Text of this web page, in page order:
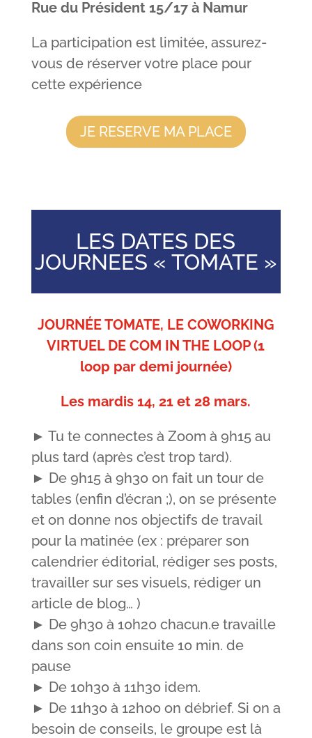
Rue du Président 15/17 à Namur
La participation est limitée, assurez-
vous de réserver votre place pour
cette expérience
JE RESERVE MA PLACE
LES DATES DES
JOURNEES « TOMATE »
JOURNÉE TOMATE, LE COWORKING
VIRTUEL DE COM IN THE LOOP (1
loop par demi journée)
Les mardis 14, 21 et 28 mars.
► Tu te connectes à Zoom à 9h15 au
plus tard (après c’est trop tard).
► De 9h15 à 9h30 on fait un tour de
tables (enfin d’écran ;), on se présente
et on donne nos objectifs de travail
pour la matinée (ex : préparer son
calendrier éditorial, rédiger ses posts,
travailler sur ses visuels, rédiger un
article de blog… )
► De 9h30 à 10h20 chacun.e travaille
dans son coin ensuite 10 min. de
pause
► De 10h30 à 11h30 idem.
► De 11h30 à 12h00 on débrief. Si on a
besoin de conseils, le groupe est là